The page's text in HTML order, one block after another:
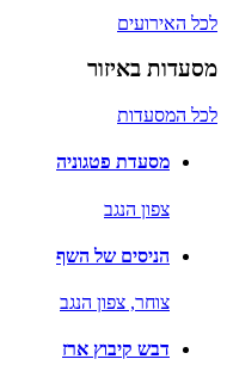
לכל האירועים
מסעדות באיזור
לכל המסעדות
מסעדת פטגוניה
צפון הנגב
הניסים של השף
צוחר, צפון הנגב
דבש קיבוץ ארז